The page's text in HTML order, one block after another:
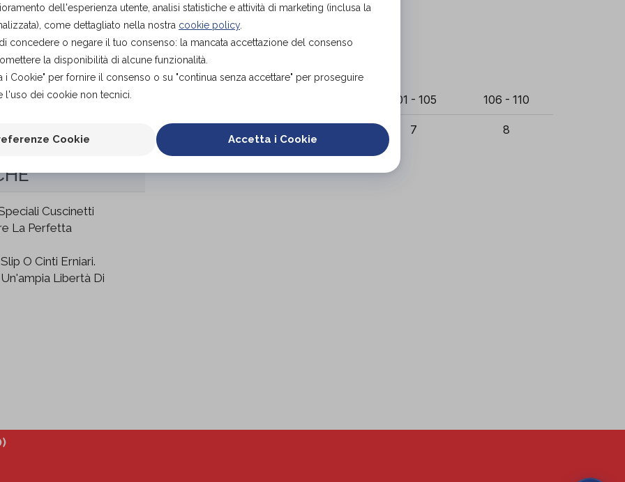
- 80 81 - 85 101 - 105 106 - 110
4 7 8
Cuscinetti
La Perfetta
O Cinti Erniari.
Libertà Di
dell'esperienza utente, analisi statistiche e attività di marketing (inclusa la
come dettagliato nella nostra cookie policy.
concedere o negare il tuo consenso: la mancata accettazione del consenso
la disponibilità di alcune funzionalità.
i Cookie" per fornire il consenso o su "continua senza accettare" per proseguire
l'uso dei cookie non tecnici.
Cookie Accetta i Cookie